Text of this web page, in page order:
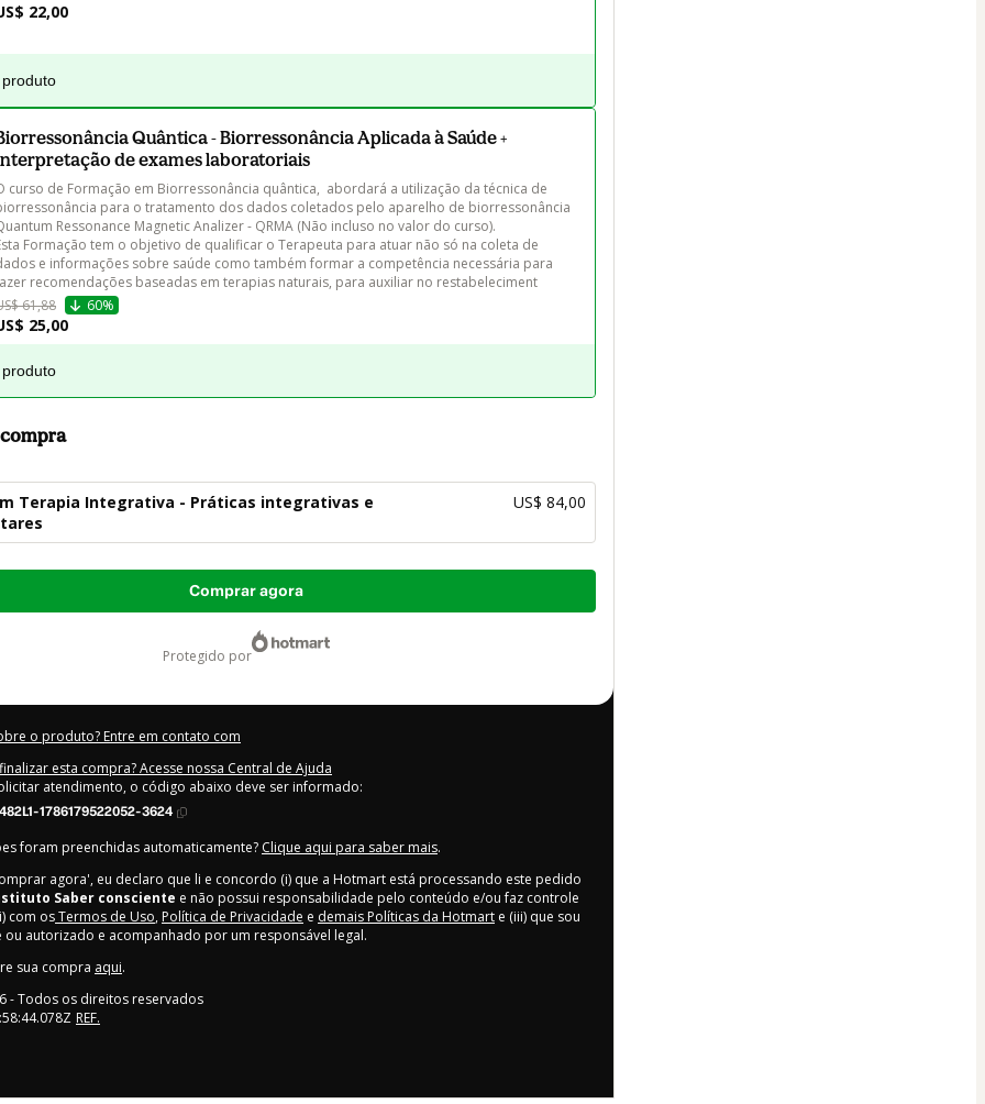
22,00
Quântica - Biorressonância Aplicada à Saúde +
de exames laboratoriais
curso de Formação em Biorressonância quântica,  abordará a utilização da técnica de
para o tratamento dos dados coletados pelo aparelho de biorressonância
Ressonance Magnetic Analizer - QRMA (Não incluso no valor do curso).
Formação tem o objetivo de qualificar o Terapeuta para atuar não só na coleta de
e informações sobre saúde como também formar a competência necessária para
recomendações baseadas em terapias naturais, para auxiliar no restabeleciment
61,88
60%
25,00
Terapia Integrativa - Práticas integrativas e
US$ 84,00
Comprar agora
protegido por
o produto? Entre em contato com
esta compra? Acesse nossa Central de Ajuda
atendimento, o código abaixo deve ser informado:
1786179522052-3624
foram preenchidas automaticamente? Clique aqui para saber mais.
agora', eu declaro que li e concordo (i) que a Hotmart está processando este pedido
Saber consciente e não possui responsabilidade pelo conteúdo e/ou faz controle
com osTermos de Uso, Política de Privacidade e demais Políticas da Hotmart e (iii) que sou
ou autorizado e acompanhado por um responsável legal.
sua compra aqui.
- Todos os direitos reservados
REF.